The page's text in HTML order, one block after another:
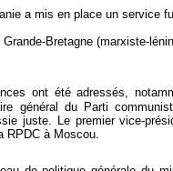
a mis en place un service
Bretagne (marxiste-
ont été adressés,
général du Parti
juste. Le premier vice-
RPDC à Moscou.